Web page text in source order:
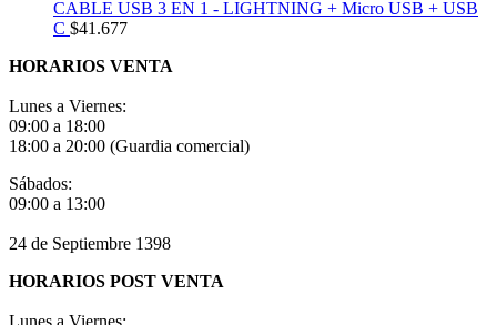
CABLE USB 3 EN 1 - LIGHTNING + Micro USB + USB
C $41.677
HORARIOS VENTA
Lunes a Viernes:
09:00 a 18:00
18:00 a 20:00 (Guardia comercial)
Sábados:
09:00 a 13:00
24 de Septiembre 1398
HORARIOS POST VENTA
Lunes a Viernes: